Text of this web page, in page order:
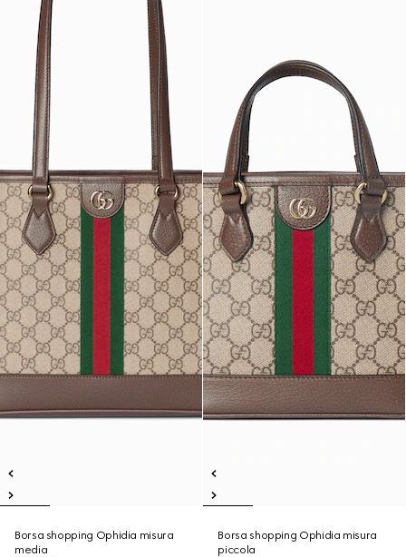
Borsa shopping Ophidia misura
media
Borsa shopping Ophidia misura
piccola